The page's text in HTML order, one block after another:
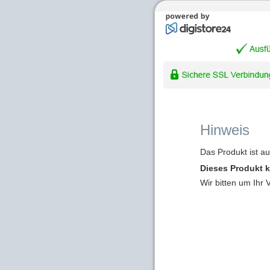
Hinweis
Das Produkt ist
Dieses Produkt
Wir bitten um Ihr